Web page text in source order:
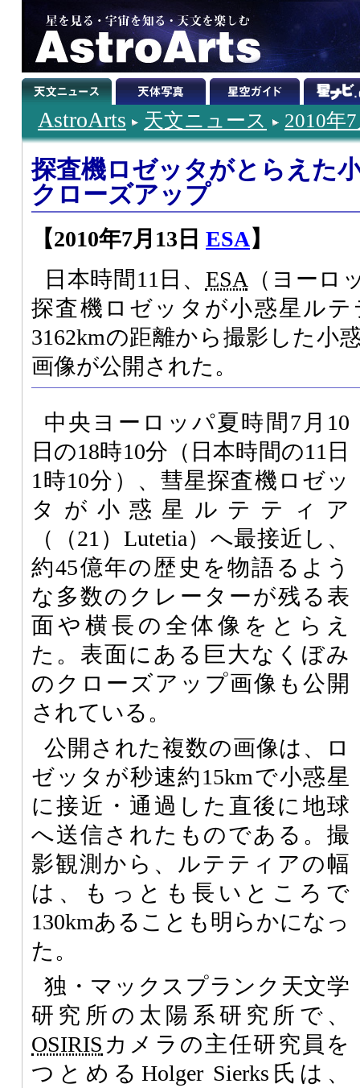
AstroArts 天文ニュース 2010年
探査機ロゼッタがとらえた
クローズアップ
【2010年7月13日 ESA】
日本時間11日、 ESA （ヨーロ
探査機ロゼッタが小惑星ル
3162kmの距離から撮影した小
画像が公開された。
中央ヨーロッパ夏時間7月10
日の18時10分（日本時間の11日
1時10分）、彗星探査機ロゼッ
タが小惑星ルテティア
（（21）Lutetia）へ最接近し、
約45億年の歴史を物語るよう
な多数のクレーターが残る表
面や横長の全体像をとらえ
た。表面にある巨大なくぼみ
のクローズアップ画像も公開
されている。
公開された複数の画像は、ロ
ゼッタが秒速約15kmで小惑星
に接近・通過した直後に地球
へ送信されたものである。撮
影観測から、ルテティアの幅
は、もっとも長いところで
130kmあることも明らかになっ
た。
独・マックスプランク天文学
研究所の太陽系研究所で、
OSIRIS カメラの主任研究員を
つとめるHolger Sierks氏は、